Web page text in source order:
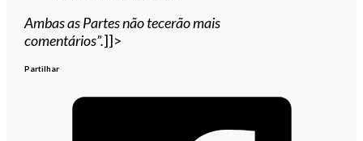
Ambas as Partes não tecerão mais
comentários”.]]>
Partilhar